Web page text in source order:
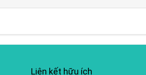
Liên kết hữu ích